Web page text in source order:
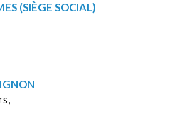
(SIÈGE SOCIAL)